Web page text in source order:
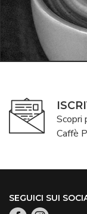
Scopri
Caffè
SEGUICI SUI